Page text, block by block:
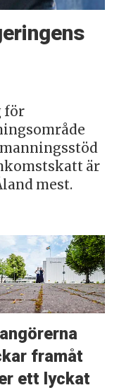
för
är
mest.
framåt
ett lyckat